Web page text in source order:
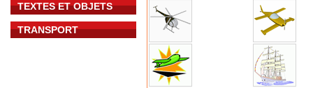
TEXTES ET OBJETS
TRANSPORT